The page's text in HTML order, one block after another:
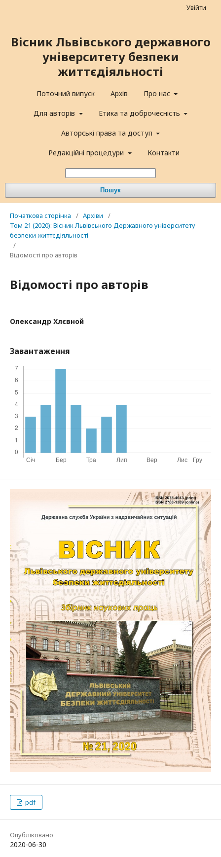
Вісник Львівського державного
університету безпеки
життєдіяльності
Поточний випуск Архів Про нас
Для авторів Етика та доброчесність
Авторські права та доступ
Редакційні процедури Контакти
Пошук
Увійти
Початкова сторінка / Архіви
/
Том 21 (2020): Вісник Львівського Державного університету
безпеки життєдіяльності
/
Відомості про авторів
Відомості про авторів
Олександр Хлєвной
Завантаження
pdf
Опубліковано
2020-06-30